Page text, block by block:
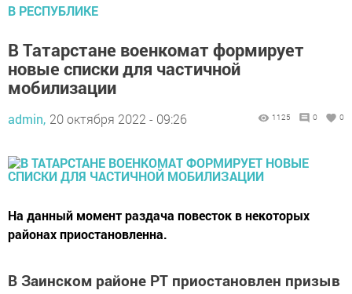
В РЕСПУБЛИКЕ
В Татарстане военкомат формирует
новые списки для частичной
мобилизации
admin, 20 октября 2022 - 09:26 1125 0 0
На данный момент раздача повесток в некоторых
районах приостановленна.
В Заинском районе РТ приостановлен призыв